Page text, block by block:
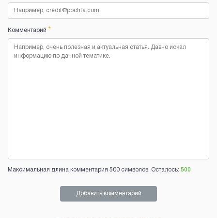
Комментарий *
Максимальная длина комментария 500 символов. Осталось: 500
Добавить комментарий